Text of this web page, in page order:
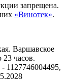
запрещена.
«Винотек».
Варшавское
часов.